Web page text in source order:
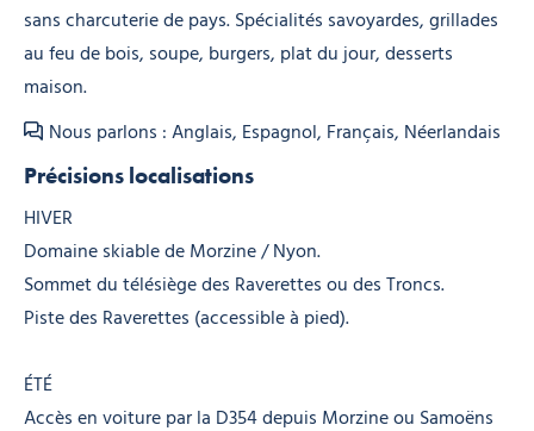
sans charcuterie de pays. Spécialités savoyardes, grillades
au feu de bois, soupe, burgers, plat du jour, desserts
maison.
Nous parlons : Anglais, Espagnol, Français, Néerlandais
Précisions localisations
HIVER
Domaine skiable de Morzine / Nyon.
Sommet du télésiège des Raverettes ou des Troncs.
Piste des Raverettes (accessible à pied).
ÉTÉ
Accès en voiture par la D354 depuis Morzine ou Samoëns